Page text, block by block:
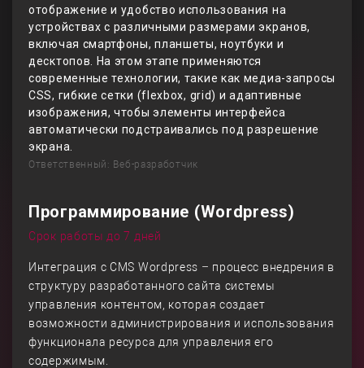
отображение и удобство использования на
устройствах с различными размерами экранов,
включая смартфоны, планшеты, ноутбуки и
десктопов. На этом этапе применяются
современные технологии, такие как медиа-запросы
CSS, гибкие сетки (flexbox, grid) и адаптивные
изображения, чтобы элементы интерфейса
автоматически подстраивались под разрешение
экрана.
Ответственный: Веб-разработчик
Программирование (Wordpress)
Срок работы до 7 дней
Интеграция с CMS Wordpress – процесс внедрения в
структуру разработанного сайта системы
управления контентом, которая создает
возможности администрирования и использования
функционала ресурса для управления его
содержимым.